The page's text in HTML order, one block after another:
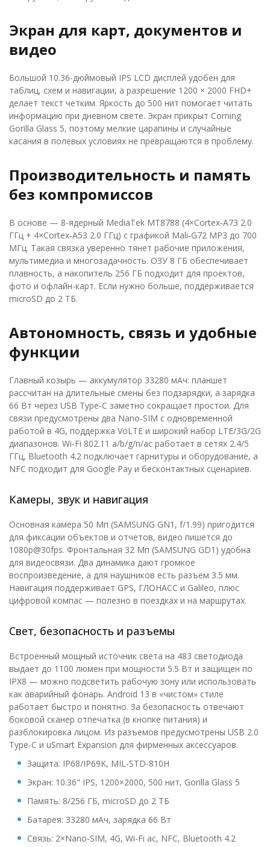
Экран для карт, документов и
видео
Большой 10.36-дюймовый IPS LCD дисплей удобен для
таблиц, схем и навигации, а разрешение 1200 × 2000 FHD+
делает текст четким. Яркость до 500 нит помогает читать
информацию при дневном свете. Экран прикрыт Corning
Gorilla Glass 5, поэтому мелкие царапины и случайные
касания в полевых условиях не превращаются в проблему.
Производительность и память
без компромиссов
В основе — 8-ядерный MediaTek MT8788 (4×Cortex‑A73 2.0
ГГц + 4×Cortex‑A53 2.0 ГГц) с графикой Mali‑G72 MP3 до 700
МГц. Такая связка уверенно тянет рабочие приложения,
мультимедиа и многозадачность. ОЗУ 8 ГБ обеспечивает
плавность, а накопитель 256 ГБ подходит для проектов,
фото и офлайн-карт. Если нужно больше, поддерживается
microSD до 2 ТБ.
Автономность, связь и удобные
функции
Главный козырь — аккумулятор 33280 мАч: планшет
рассчитан на длительные смены без подзарядки, а зарядка
66 Вт через USB Type‑C заметно сокращает простои. Для
связи предусмотрены два Nano‑SIM с одновременной
работой в 4G, поддержка VoLTE и широкий набор LTE/3G/2G
диапазонов. Wi‑Fi 802.11 a/b/g/n/ac работает в сетях 2.4/5
ГГц, Bluetooth 4.2 подключает гарнитуры и оборудование, а
NFC подходит для Google Pay и бесконтактных сценариев.
Камеры, звук и навигация
Основная камера 50 Мп (SAMSUNG GN1, f/1.99) пригодится
для фиксации объектов и отчетов, видео пишется до
1080p@30fps. Фронтальная 32 Мп (SAMSUNG GD1) удобна
для видеосвязи. Два динамика дают громкое
воспроизведение, а для наушников есть разъем 3.5 мм.
Навигация поддерживает GPS, ГЛОНАСС и Galileo, плюс
цифровой компас — полезно в поездках и на маршрутах.
Свет, безопасность и разъемы
Встроенный мощный источник света на 483 светодиода
выдает до 1100 люмен при мощности 5.5 Вт и защищен по
IPX8 — можно подсветить рабочую зону или использовать
как аварийный фонарь. Android 13 в «чистом» стиле
работает быстро и понятно. За безопасность отвечают
боковой сканер отпечатка (в кнопке питания) и
разблокировка лицом. Из разъемов предусмотрены USB 2.0
Type‑C и uSmart Expansion для фирменных аксессуаров.
Защита: IP68/IP69K, MIL-STD-810H
Экран: 10.36" IPS, 1200×2000, 500 нит, Gorilla Glass 5
Память: 8/256 ГБ, microSD до 2 ТБ
Батарея: 33280 мАч, зарядка 66 Вт
Связь: 2×Nano‑SIM, 4G, Wi‑Fi ac, NFC, Bluetooth 4.2